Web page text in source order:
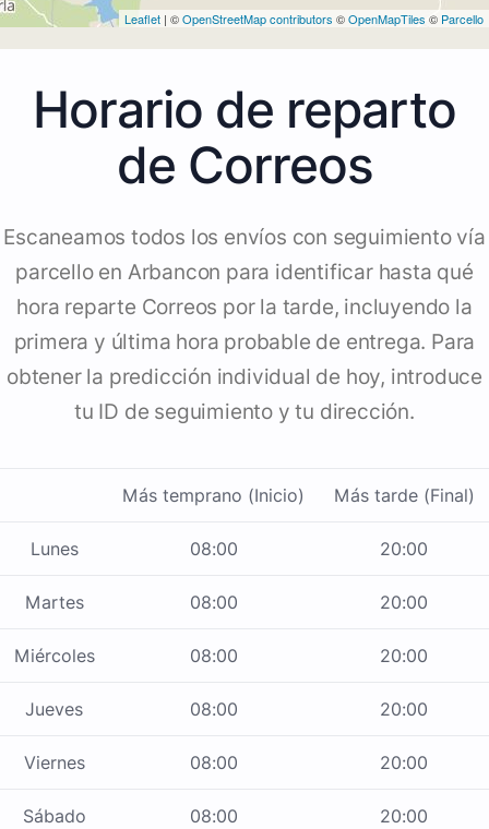
Leaflet | ©OpenStreetMap contributors ©OpenMapTiles © Parcello
Horario de reparto
de Correos
Escaneamos todos los envíos con seguimiento vía
parcello en Arbancon para identificar hasta qué
hora reparte Correos por la tarde, incluyendo la
primera y última hora probable de entrega. Para
obtener la predicción individual de hoy, introduce
tu ID de seguimiento y tu dirección.
Más temprano (Inicio) Más tarde (Final)
Lunes 08:00 20:00
Martes 08:00 20:00
Miércoles 08:00 20:00
Jueves 08:00 20:00
Viernes 08:00 20:00
Sábado 08:00 20:00